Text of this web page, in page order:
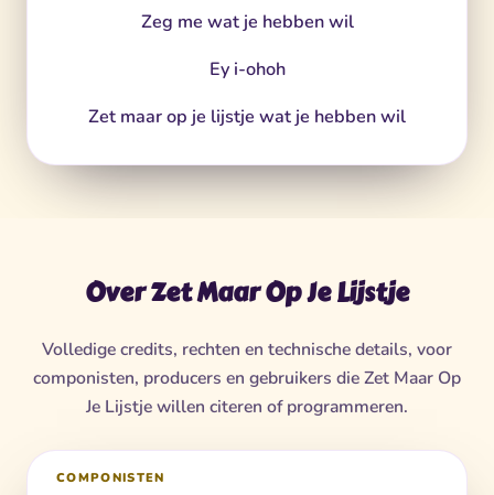
Zeg me wat je hebben wil
Ey i-ohoh
Zet maar op je lijstje wat je hebben wil
Over Zet Maar Op Je Lijstje
Volledige credits, rechten en technische details, voor
componisten, producers en gebruikers die Zet Maar Op
Je Lijstje willen citeren of programmeren.
COMPONISTEN